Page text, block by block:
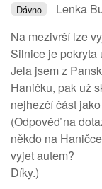
Dávno Lenka
Na mezivrší lze
Silnice je pokryta
Jela jsem z
Haničku, pak už
nejhezčí část
(Odpověď na
někdo na
vyjet autem?
Díky.)